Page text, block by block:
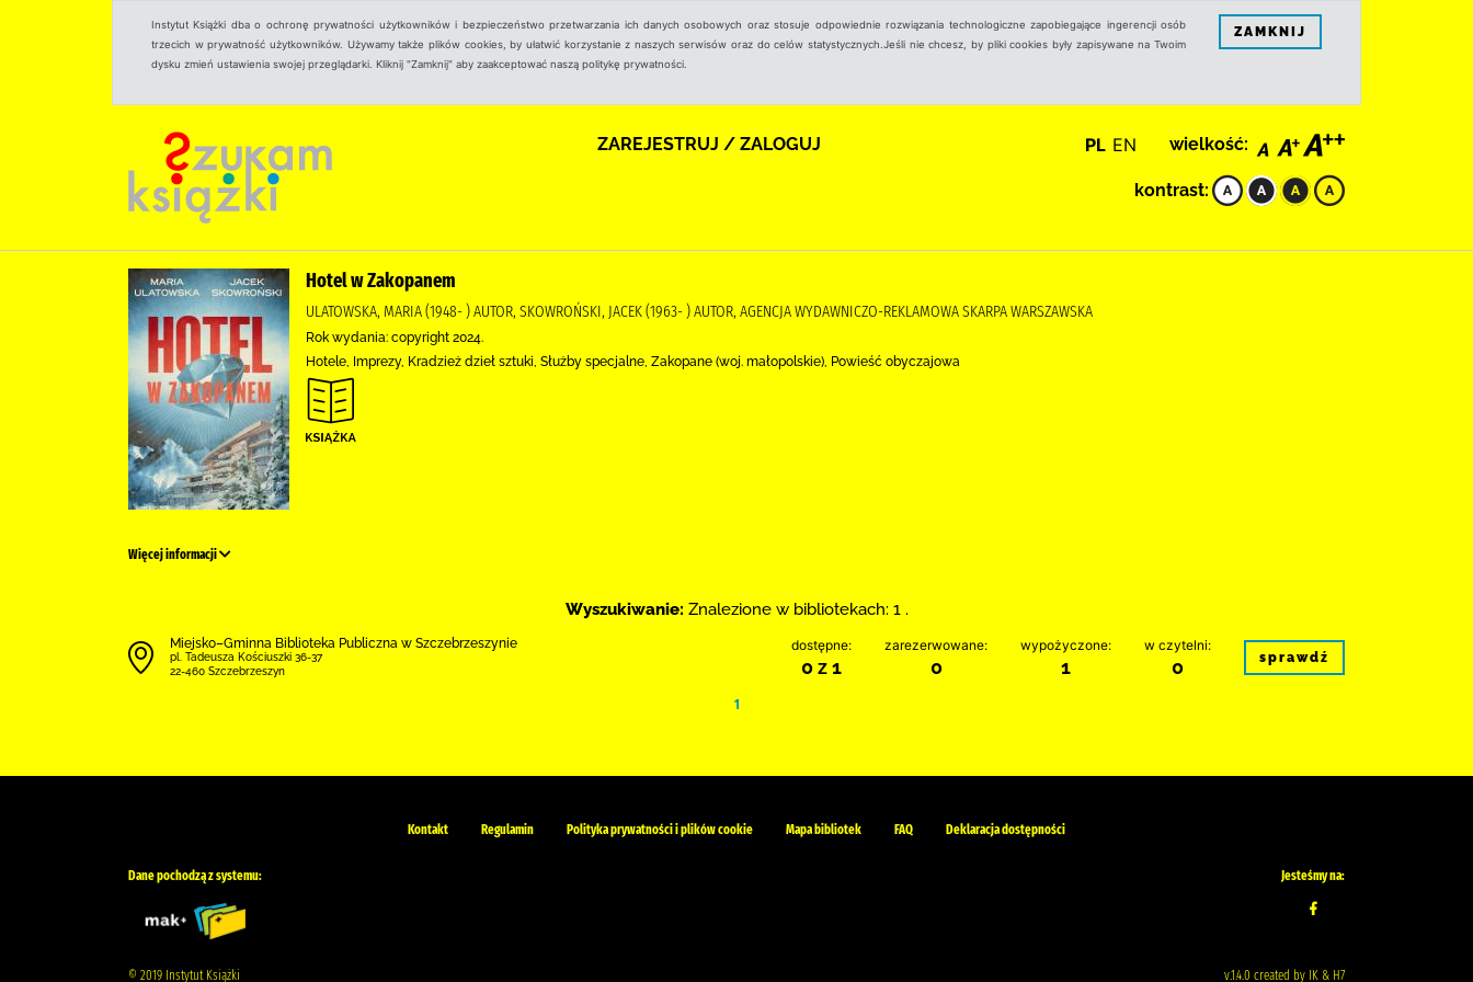
Instytut Książki dba o ochronę prywatności użytkowników i bezpieczeństwo przetwarzania ich danych osobowych oraz stosuje odpowiednie rozwiązania technologiczne zapobiegające ingerencji osób
trzecich w prywatność użytkowników. Używamy także plików cookies, by ułatwić korzystanie z naszych serwisów oraz do celów statystycznych.Jeśli nie chcesz, by pliki cookies były zapisywane na Twoim
dysku zmień ustawienia swojej przeglądarki. Kliknij "Zamknij" aby zaakceptować naszą politykę prywatności.
ZAMKNIJ
ZAREJESTRUJ / ZALOGUJ PL EN wielkość:
kontrast:
Hotel w Zakopanem
ULATOWSKA, MARIA (1948- ) AUTOR, SKOWROŃSKI, JACEK (1963- ) AUTOR, AGENCJA WYDAWNICZO-REKLAMOWA SKARPA WARSZAWSKA
Rok wydania: copyright 2024.
Hotele, Imprezy, Kradzież dzieł sztuki, Służby specjalne, Zakopane (woj. małopolskie), Powieść obyczajowa
Więcej informacji
Wyszukiwanie: Znalezione w bibliotekach: 1 .
Miejsko–Gminna Biblioteka Publiczna w Szczebrzeszynie
pl. Tadeusza Kościuszki 36-37
22-460 Szczebrzeszyn
dostępne:
0 z 1
zarezerwowane:
0
wypożyczone:
1
w czytelni:
0 sprawdź
1
Kontakt Regulamin Polityka prywatności i plików cookie Mapa bibliotek FAQ Deklaracja dostępności
Dane pochodzą z systemu: Jesteśmy na:
© 2019 Instytut Książki v.1.4.0 created by IK & H7